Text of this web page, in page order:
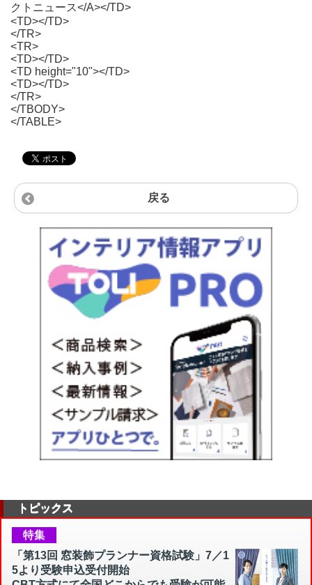
クトニュース</A></TD>
<TD></TD>
</TR>
<TR>
<TD></TD>
<TD height="10"></TD>
<TD></TD>
</TR>
</TBODY>
</TABLE>
戻る
トピックス
特集
「第13回 窓装飾プランナー資格試験」7／1
5より受験申込受付開始